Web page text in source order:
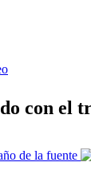
con el
de la fuente